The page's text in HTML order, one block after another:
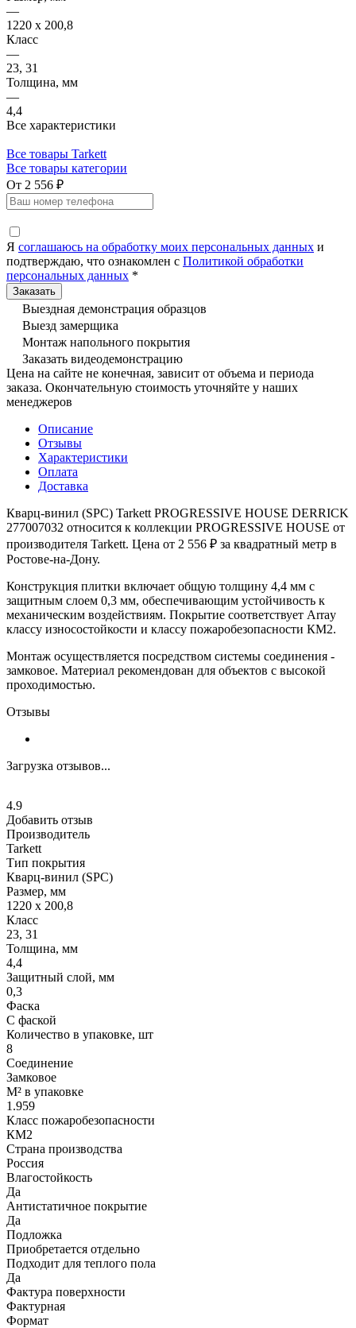
—
1220 x 200,8
Класс
—
23, 31
Толщина, мм
—
4,4
Все характеристики
Все товары Tarkett
Все товары категории
От 2 556 ₽
Я соглашаюсь на обработку моих персональных данных и
подтверждаю, что ознакомлен с Политикой обработки
персональных данных *
Выездная демонстрация образцов
Выезд замерщика
Монтаж напольного покрытия
Заказать видеодемонстрацию
Цена на сайте не конечная, зависит от объема и периода
заказа. Окончательную стоимость уточняйте у наших
менеджеров
Описание
Отзывы
Характеристики
Оплата
Доставка
Кварц-винил (SPC) Tarkett PROGRESSIVE HOUSE DERRICK
277007032 относится к коллекции PROGRESSIVE HOUSE от
производителя Tarkett. Цена от 2 556 ₽ за квадратный метр в
Ростове-на-Дону.
Конструкция плитки включает общую толщину 4,4 мм с
защитным слоем 0,3 мм, обеспечивающим устойчивость к
механическим воздействиям. Покрытие соответствует Array
классу износостойкости и классу пожаробезопасности КМ2.
Монтаж осуществляется посредством системы соединения -
замковое. Материал рекомендован для объектов с высокой
проходимостью.
Отзывы
Загрузка отзывов...
4.9
Добавить отзыв
Производитель
Tarkett
Тип покрытия
Кварц-винил (SPC)
Размер, мм
1220 x 200,8
Класс
23, 31
Толщина, мм
4,4
Защитный слой, мм
0,3
Фаска
С фаской
Количество в упаковке, шт
8
Соединение
Замковое
М² в упаковке
1.959
Класс пожаробезопасности
КМ2
Страна производства
Россия
Влагостойкость
Да
Антистатичное покрытие
Да
Подложка
Приобретается отдельно
Подходит для теплого пола
Да
Фактура поверхности
Фактурная
Формат